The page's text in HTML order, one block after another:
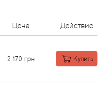
Цена Действие
2 170 грн Купить